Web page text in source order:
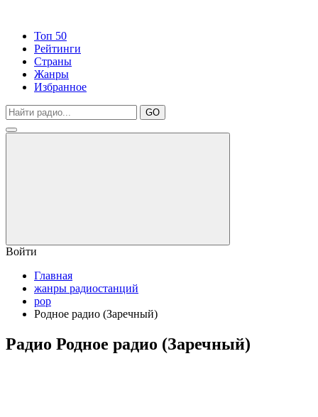
Топ 50
Рейтинги
Страны
Жанры
Избранное
GO
Войти
Главная
жанры радиостанций
pop
Родное радио (Заречный)
Радио Родное радио (Заречный)